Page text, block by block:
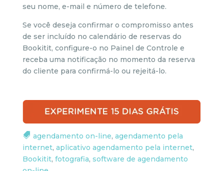
seu nome, e-mail e número de telefone.
Se você deseja confirmar o compromisso antes
de ser incluído no calendário de reservas do
Bookitit, configure-o no Painel de Controle e
receba uma notificação no momento da reserva
do cliente para confirmá-lo ou rejeitá-lo.
agendamento on-line, agendamento pela
internet, aplicativo agendamento pela internet,
Bookitit, fotografia, software de agendamento